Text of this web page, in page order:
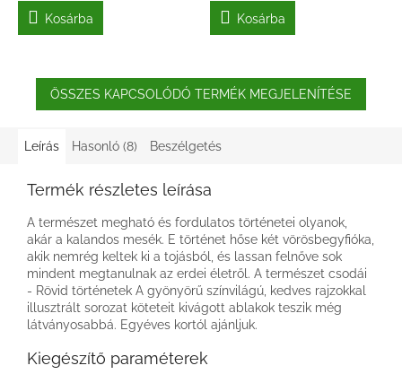
Kosárba Kosárba
ÖSSZES KAPCSOLÓDÓ TERMÉK MEGJELENÍTÉSE
Leírás Hasonló (8) Beszélgetés
Termék részletes leírása
A természet megható és fordulatos történetei olyanok,
akár a kalandos mesék. E történet hőse két vörösbegyfióka,
akik nemrég keltek ki a tojásból, és lassan felnőve sok
mindent megtanulnak az erdei életről. A természet csodái
- Rövid történetek A gyönyörű színvilágú, kedves rajzokkal
illusztrált sorozat köteteit kivágott ablakok teszik még
látványosabbá. Egyéves kortól ajánljuk.
Kiegészítő paraméterek